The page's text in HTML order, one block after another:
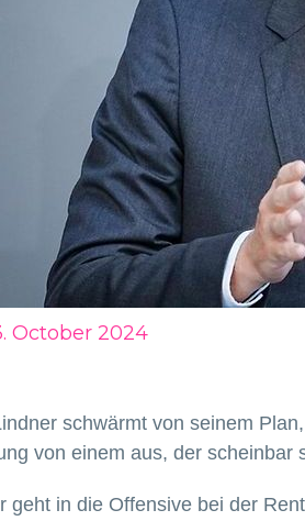
October 2024
schwärmt von seinem
von einem aus, der
geht in die Offensive bei der